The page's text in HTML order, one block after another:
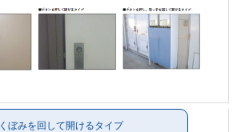
くぼみを回して開けるタイプ